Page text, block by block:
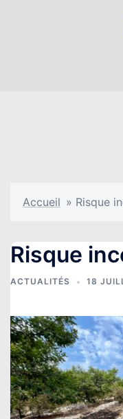
Accueil » Risque
Risque
ACTUALITÉS 18